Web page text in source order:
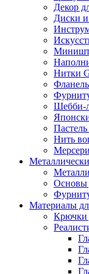
Декор
Диски
Нитки
Шебби-
Пастель
Нить
Основы
Материалы
Крючки